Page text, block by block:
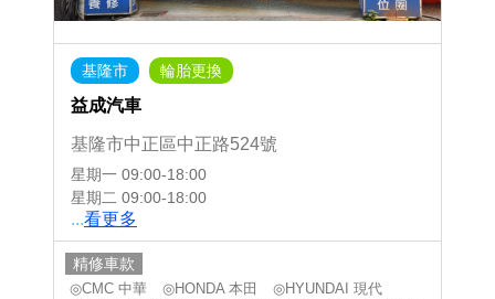
基隆市 輪胎更換
益成汽車
基隆市中正區中正路524號
星期一 09:00-18:00
星期二 09:00-18:00
...看更多
精修車款
◎CMC 中華 ◎HONDA 本田
◎HYUNDAI 現代